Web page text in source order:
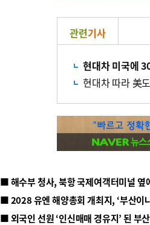
관련기사
현대차 미국에
현대차 따라 美
■ 해수부 청사, 북항 국제여객터미널 옆
■ 2028 유엔 해양총회 개최지, ‘부산이
■ 외국인 선원 ‘인신매매 경유지’ 된 부